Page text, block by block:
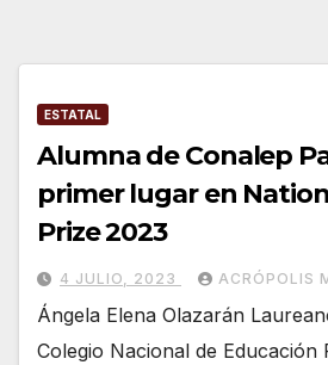
ESTATAL
Alumna de Conalep
primer lugar en
Prize 2023
4 JULIO, 2023 ACRÓPOLIS
Ángela Elena Olazarán
Colegio Nacional de Educación